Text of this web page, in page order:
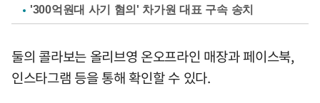
'300억원대 사기 혐의' 차가원 대표 구속 송치
둘의 콜라보는 올리브영 온오프라인 매장과 페이스북,
인스타그램 등을 통해 확인할 수 있다.